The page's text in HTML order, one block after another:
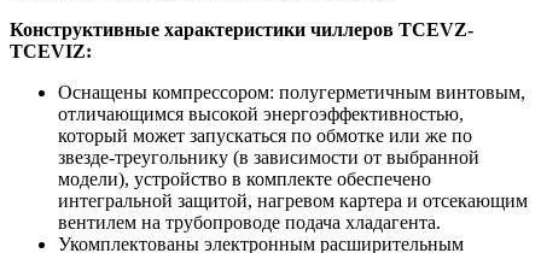
Конструктивные характеристики чиллеров TCEVZ-
TCEVIZ:
Оснащены компрессором: полугерметичным винтовым,
отличающимся высокой энергоэффективностью,
который может запускаться по обмотке или же по
звезде-треугольнику (в зависимости от выбранной
модели), устройство в комплекте обеспечено
интегральной защитой, нагревом картера и отсекающим
вентилем на трубопроводе подача хладагента.
Укомплектованы электронным расширительным